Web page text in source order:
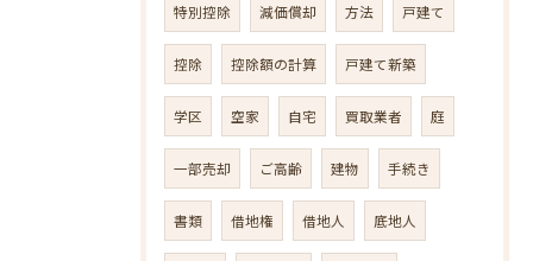
特別控除 減価償却 方法 戸建て
控除 控除額の計算 戸建て新築
学区 空家 自宅 買取業者 庭
一部売却 ご高齢 建物 手続き
書類 借地権 借地人 底地人